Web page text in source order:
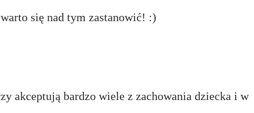
się nad tym zastanowić! :)
akceptują bardzo wiele z zachowania dziecka i w